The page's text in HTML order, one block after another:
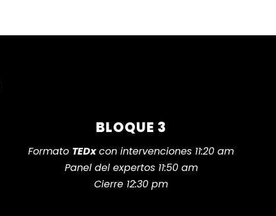
BLOQUE 3
Formato TEDxcon intervenciones 11:20 am
Panel del expertos 11:50 am
Cierre 12:30 pm